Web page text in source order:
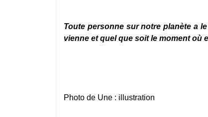
Toute personne sur notre planète a
vienne et quel que soit le moment où
Photo de Une : illustration